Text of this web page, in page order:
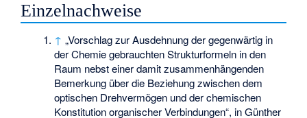
Einzelnachweise
↑ „Vorschlag zur Ausdehnung der gegenwärtig in
der Chemie gebrauchten Strukturformeln in den
Raum nebst einer damit zusammenhängenden
Bemerkung über die Beziehung zwischen dem
optischen Drehvermögen und der chemischen
Konstitution organischer Verbindungen“, in Günther